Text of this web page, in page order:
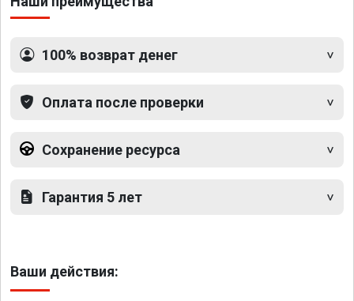
100% возврат денег
Оплата после проверки
Сохранение ресурса
Гарантия 5 лет
Ваши действия: